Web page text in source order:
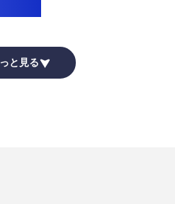
と見る